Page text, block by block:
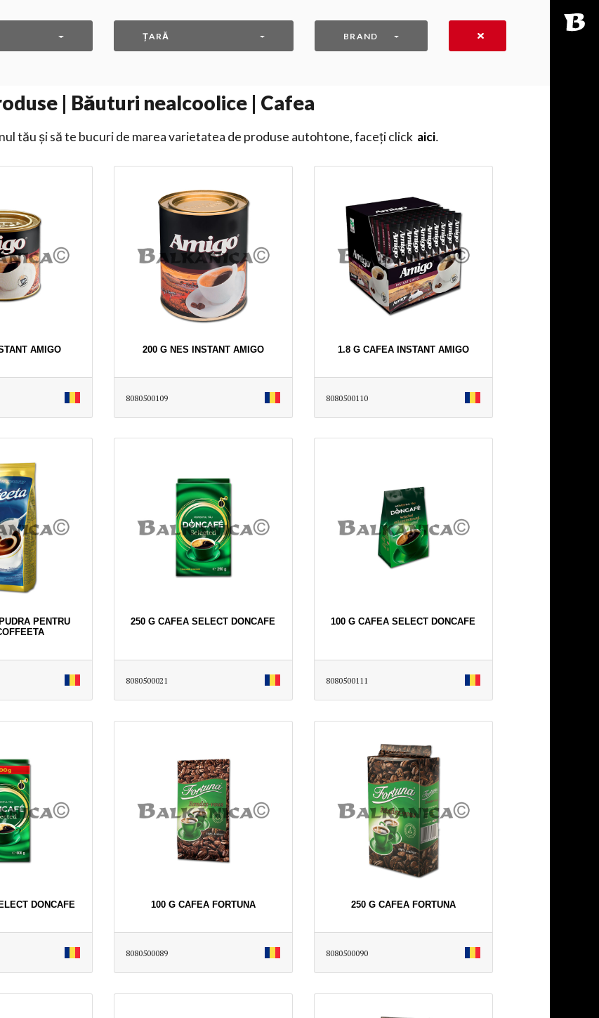
ȚARĂ BRAND
| Băuturi nealcoolice | Cafea
tău și să te bucuri de marea varietatea de produse autohtone, faceți click aici․
AMIGO 200 G NES INSTANT AMIGO
8080500109
1.8 G CAFEA INSTANT AMIGO
8080500110
PENTRU
250 G CAFEA SELECT DONCAFE
8080500021
100 G CAFEA SELECT DONCAFE
8080500111
DONCAFE 100 G CAFEA FORTUNA
8080500089
250 G CAFEA FORTUNA
8080500090